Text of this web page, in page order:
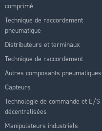
comprimé
Technique de raccordement
pneumatique
Distributeurs et terminaux
Technique de raccordement
Autres composants pneumatiques
Capteurs
Technologie de commande et E/S
décentralisées
Manipulateurs industriels